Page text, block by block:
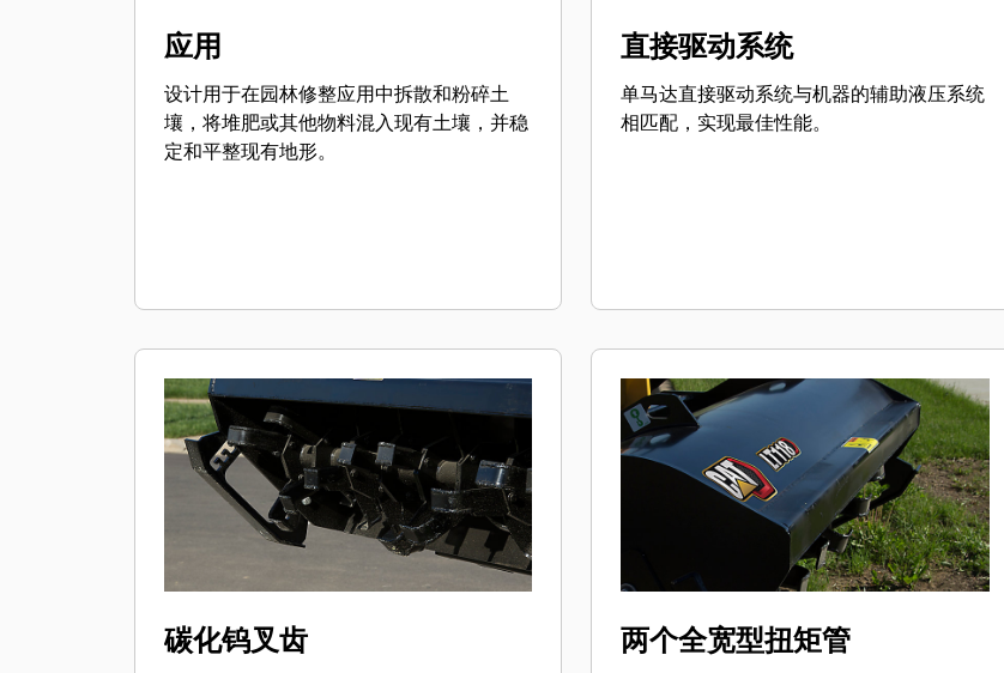
应用
设计用于在园林修整应用中拆散和粉碎土
壤，将堆肥或其他物料混入现有土壤，并稳
定和平整现有地形。
直接驱动系统
单马达直接驱动系统与机器的辅助液压系统
相匹配，实现最佳性能。
碳化钨叉齿 两个全宽型扭矩管